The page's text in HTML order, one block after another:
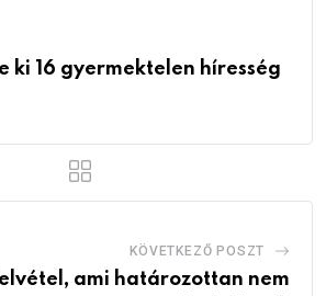
ki 16 gyermektelen híresség
KÖVETKEZŐ POSZT
ami határozottan nem